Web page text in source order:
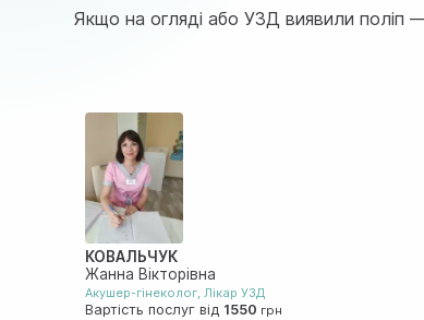
Якщо на огляді або УЗД виявили поліп —
КОВАЛЬЧУК
Жанна Вікторівна
Акушер-гінеколог Лiкар УЗД
Вартість послуг від 1550